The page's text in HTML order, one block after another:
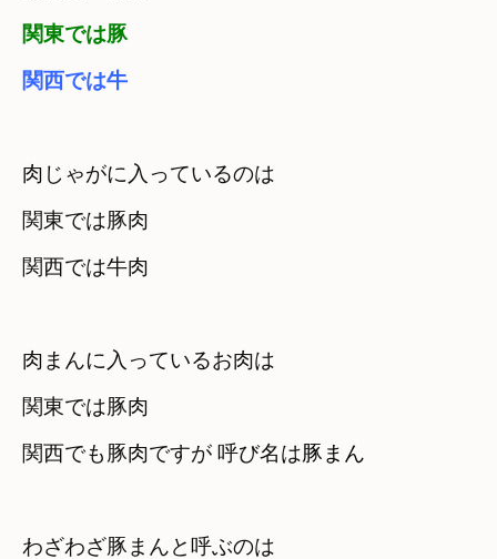
関東では豚
肉じゃがに入っているのは
関東では豚肉
関西では牛肉
肉まんに入っているお肉は
関東では豚肉
関西でも豚肉ですが 呼び名は豚まん
わざわざ豚まんと呼ぶのは